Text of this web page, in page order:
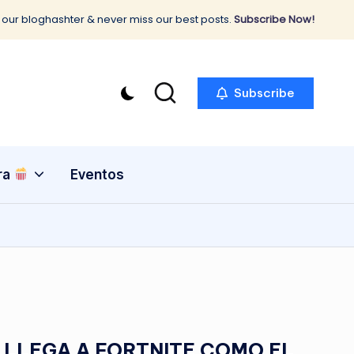
bloghashter & never miss our best posts. Subscribe Now!
Subscribe
Eventos